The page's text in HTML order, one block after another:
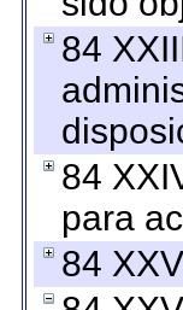
84
84
para
84